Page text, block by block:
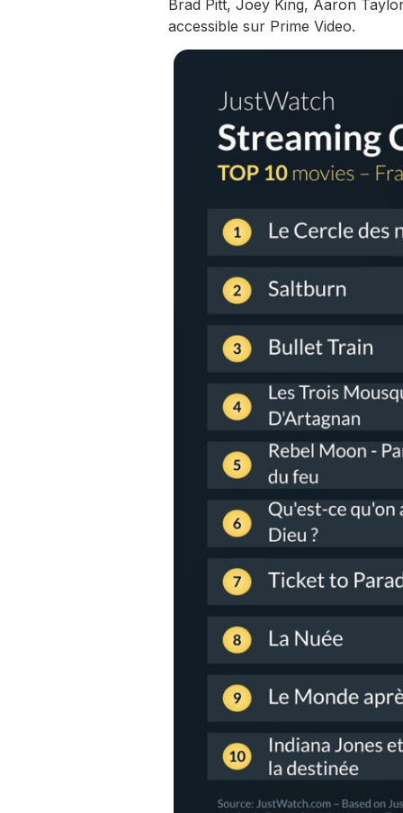
Brad Pitt, Joey King, Aaron
accessible sur Prime Video.